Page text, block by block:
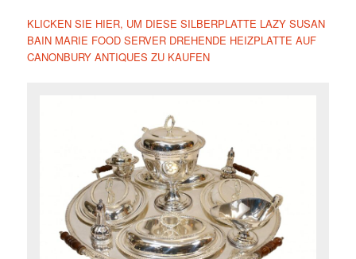
KLICKEN SIE HIER, UM DIESE SILBERPLATTE LAZY SUSAN
BAIN MARIE FOOD SERVER DREHENDE HEIZPLATTE AUF
CANONBURY ANTIQUES ZU KAUFEN